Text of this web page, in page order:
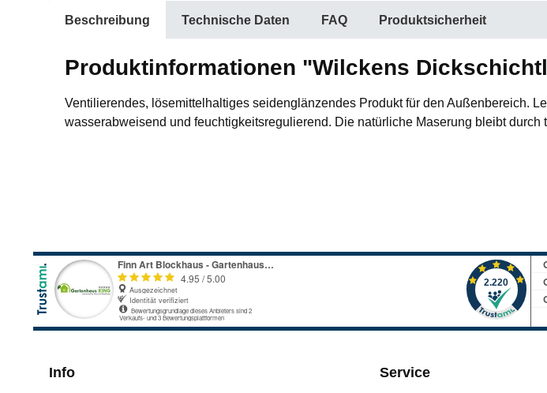
Beschreibung Technische Daten FAQ Produktsicherheit
Produktinformationen "Wilckens
Ventilierendes, lösemittelhaltiges seidenglänzendes Produkt für den Außenbereich.
wasserabweisend und feuchtigkeitsregulierend. Die natürliche Maserung bleibt
Info Service